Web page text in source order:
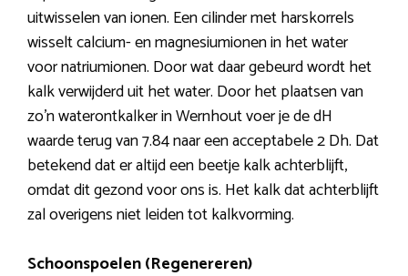
uitwisselen van ionen. Een cilinder met harskorrels
wisselt calcium- en magnesiumionen in het water
voor natriumionen. Door wat daar gebeurd wordt het
kalk verwijderd uit het water. Door het plaatsen van
zo’n waterontkalker in Wernhout voer je de dH
waarde terug van 7.84 naar een acceptabele 2 Dh. Dat
betekend dat er altijd een beetje kalk achterblijft,
omdat dit gezond voor ons is. Het kalk dat achterblijft
zal overigens niet leiden tot kalkvorming.
Schoonspoelen (Regenereren)